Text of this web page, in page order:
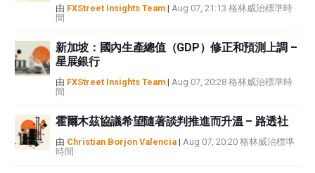
FXStreet並非註冊投資顧問，本文內容無意提供任何投資建議。
由 FXStreet Insights Team | Aug 07, 21:13 格林威治標準時
間
新加坡：國內生產總值（GDP）修正和預測上調 –
星展銀行
由 FXStreet Insights Team | Aug 07, 20:28 格林威治標準時
間
霍爾木茲協議希望隨著談判推進而升溫 – 路透社
由 Christian Borjon Valencia | Aug 07, 20:20 格林威治標準
時間